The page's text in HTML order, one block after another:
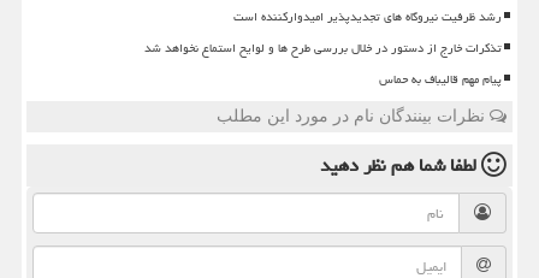
رشد ظرفیت نیروگاه های تجدیدپذیر امیدوارکننده است
تذکرات خارج از دستور در خلال بررسی طرح ها و لوایح استماع نخواهد شد
پیام مهم قالیباف به حماس
نظرات بینندگان نام در مورد این مطلب
لطفا شما همنظر دهید